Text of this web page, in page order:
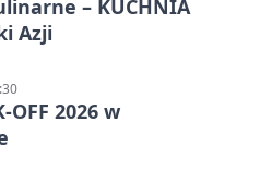
– KUCHNIA
Azji
OFF 2026 w